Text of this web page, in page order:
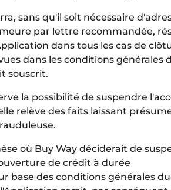
sans qu'il soit nécessaire
par lettre recommandée,
dans tous les cas de
dans les conditions générales
souscrit.
la possibilité de suspendre
relève des faits laissant
où Buy Way déciderait de
de crédit à durée
base des conditions générales